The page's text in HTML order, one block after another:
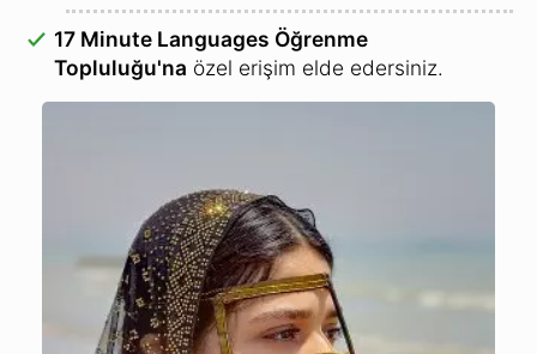
17 Minute Languages Öğrenme
Topluluğu'na özel erişim elde edersiniz.